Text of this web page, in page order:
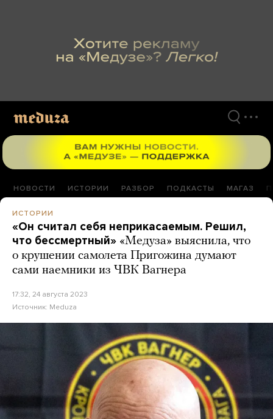
НОВОСТИ ИСТОРИИ РАЗБОР ПОДКАСТЫ МАГАЗ
ИСТОРИИ
«Он считал себя неприкасаемым. Решил,
что бессмертный» «Медуза» выяснила, что
о крушении самолета Пригожина думают
сами наемники из ЧВК Вагнера
17:32, 24 августа 2023
Источник: Meduza